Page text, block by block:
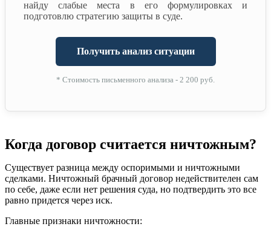
найду слабые места в его формулировках и
подготовлю стратегию защиты в суде.
Получить анализ ситуации
* Стоимость письменного анализа - 2 200 руб.
Когда договор считается ничтожным?
Существует разница между оспоримыми и ничтожными
сделками. Ничтожный брачный договор недействителен сам
по себе, даже если нет решения суда, но подтвердить это все
равно придется через иск.
Главные признаки ничтожности: